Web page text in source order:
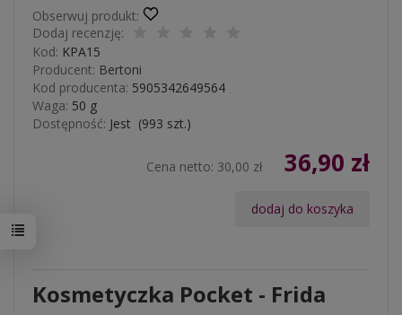
Obserwuj produkt:
Dodaj recenzję:
Kod: KPA15
Producent: Bertoni
Kod producenta: 5905342649564
Waga: 50 g
Dostępność: Jest (993 szt.)
Cena netto: 30,00 zł 36,90 zł
dodaj do koszyka
Kosmetyczka Pocket - Frida